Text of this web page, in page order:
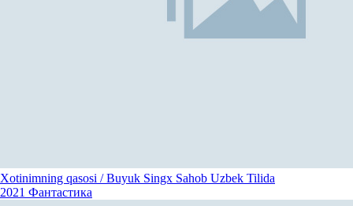
Xotinimning qasosi / Buyuk Singx Sahob Uzbek Tilida
2021 Фантастика